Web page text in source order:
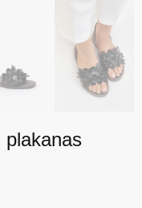
plakanas